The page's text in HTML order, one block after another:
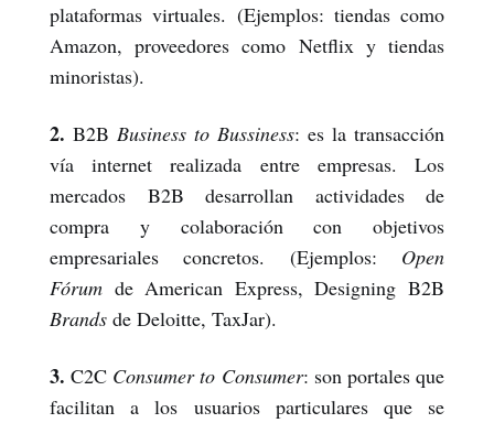
plataformas virtuales. (Ejemplos: tiendas como
Amazon, proveedores como Netflix y tiendas
minoristas).
2. B2B Business to Bussiness: es la transacción
vía internet realizada entre empresas. Los
mercados B2B desarrollan actividades de
compra y colaboración con objetivos
empresariales concretos. (Ejemplos: Open
Fórum de American Express, Designing B2B
Brands de Deloitte, TaxJar).
3.C2C Consumer to Consumer: son portales que
facilitan a los usuarios particulares que se